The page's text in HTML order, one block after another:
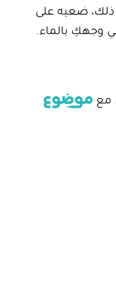
دقيقة. بعد ذلك، ضعيه على
مع